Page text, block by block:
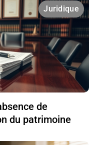
Juridique
de
du patrimoine